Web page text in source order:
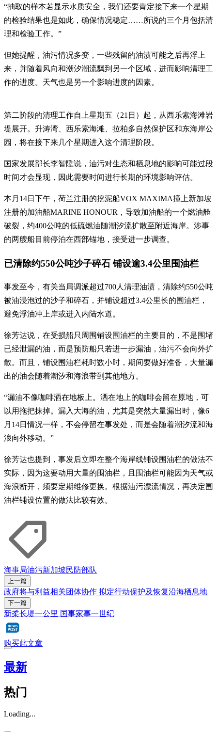
“抽取的样本若显示水质安全，我们还要肯定接下来一个星期
的检验结果也是如此，确保情况稳定……所说的三个月包括清
理和检验工作。”
但她提醒，油污情况多变，一些残留的油渍可能之后再浮上
来，并随着风向和潮汐潮流飘到另一个区域，进而影响清理工
作的进度。天气也是另一个影响进度的因素。
第二阶段的清理工作自上星期五（21日）起，从西乐索海滩岩
堤展开。升涛湾、西乐索海滩、拉柏多自然保护区和东海岸公
园，将在接下来几个星期进入这个清理阶段。
国家发展部长李智陞说，油污对生态和栖息地的影响可能过段
时间才会显现，因此需要时间进行长期的环境影响评估。
本月14日下午，荷兰注册的挖泥船VOX MAXIMA撞上新加坡
注册的加油船MARINE HONOUR，导致加油船的一个燃油舱
破裂，约400公吨的低硫燃油随潮汐流扩散至附近海岸。涉事
的两艘船目前停泊在西部锚地，接受进一步调查。
已清除约550公吨沙子碎石 铺设逾3.4公里围油栏
事发至今，有关当局调派超过700人清理油渍，清除约550公吨
被油浸泡过的沙子和碎石，并铺设超过3.4公里长的围油栏，
避免浮油冲上岸或进入内陆水道。
徐芳达说，在受损船只周围铺设围油栏的主要目的，不是围堵
已经泄漏的油，而是预防船只若进一步漏油，油污不会向外扩
散。而且，铺设围油栏耗时数小时，期间要做好准备，大量漏
出的油会随着潮汐和海浪带到其他地方。
“漏油不像咖啡洒在地板上。洒在地上的咖啡会留在原地，可
以用拖把抹掉。漏入大海的油，尤其是突然大量漏出时，像6
月14日情况一样，不会停留在事发处，而是会随着潮汐流和海
浪向外移动。”
徐芳达也提到，事发后立即在整个海岸线铺设围油栏的做法不
实际，因为这要动用大量的围油栏，且围油栏可能因为天气或
海浪断开，须要定期维修更换。根据油污漂流情况，再决定围
油栏铺设位置的做法比较有效。
海事局油污新加坡民防部队
上一篇
政府将与利益相关团体协作 拟定行动保护及恢复沿海栖息地
下一篇
新柔长堤一公里 国事家事一世纪
购买此文章
最新
热门
Loading...